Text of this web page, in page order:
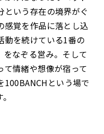
という存在の境界がぐ
感覚を作品に落とし込
動を続けている1番の
なぞる営み。そして
情緒や想像が宿って
100BANCHという場で